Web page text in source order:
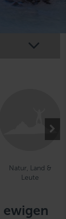
Natur, Land &
Leute
ewigen